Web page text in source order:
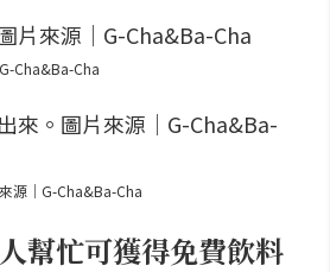
Cha&Ba-Cha
源｜G-Cha&Ba-Cha
幫忙可獲得免費飲料